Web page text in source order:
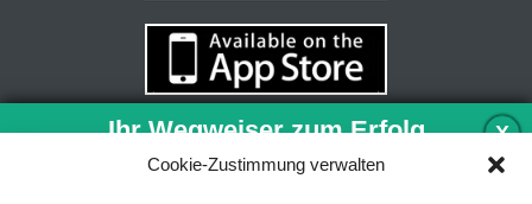
Cookie-Zustimmung verwalten
X
Ihr Wegweiser zum Erfolg